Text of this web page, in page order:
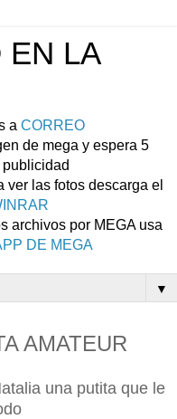
EN LA
a CORREO
de mega y espera 5
las fotos descarga el
archivos por MEGA usa
DE MEGA
▼
AMATEUR
una putita que le